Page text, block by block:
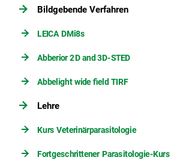
Bildgebende Verfahren
LEICA DMi8s
Abberior 2D and 3D-STED
Abbelight wide field TIRF
Lehre
Kurs Veterinärparasitologie
Fortgeschrittener Parasitologie-Kurs